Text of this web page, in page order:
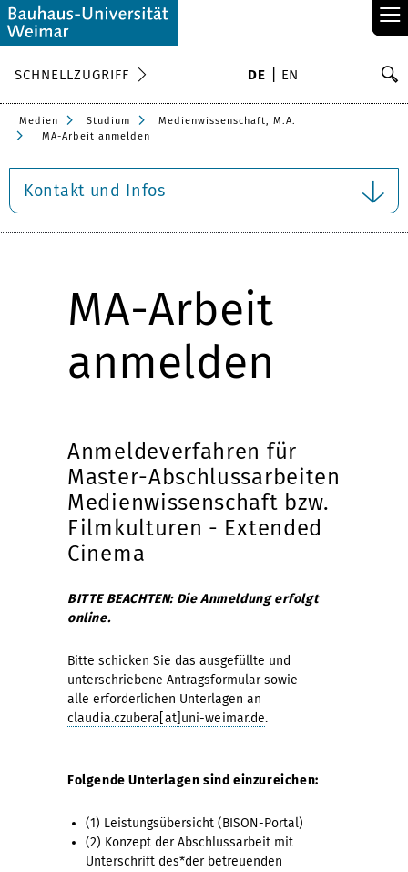
≡
SCHNELLZUGRIFF DE EN
Medien Studium
Medienwissenschaft, M.A.
MA-Arbeit anmelden
Kontakt und Infos
MA-Arbeit
anmelden
Anmeldeverfahren für
Master-Abschlussarbeiten
Medienwissenschaft bzw.
Filmkulturen - Extended
Cinema
BITTE BEACHTEN: Die Anmeldung erfolgt
online.
Bitte schicken Sie das ausgefüllte und
unterschriebene Antragsformular sowie
alle erforderlichen Unterlagen an
claudia.czubera[at]uni-weimar.de.
Folgende Unterlagen sind einzureichen:
(1) Leistungsübersicht (BISON-Portal)
(2) Konzept der Abschlussarbeit mit
Unterschrift des*der betreuenden